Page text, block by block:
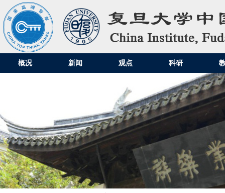
概况 新闻 观点 科研